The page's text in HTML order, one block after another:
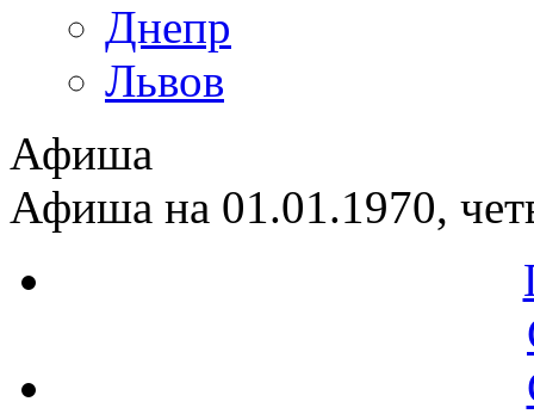
Днепр
Львов
Афиша
Афиша на 01.01.1970,